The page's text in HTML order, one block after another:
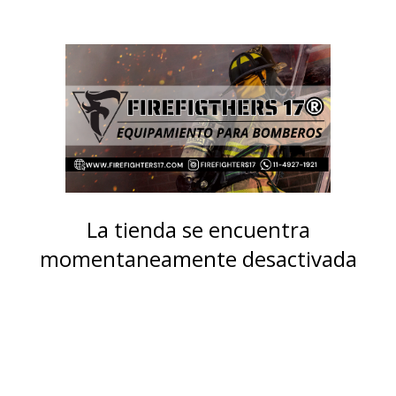
La tienda se encuentra
momentaneamente desactivada